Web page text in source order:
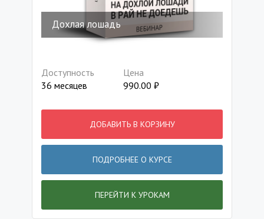
Дохлая лошадь
Доступность
36 месяцев
Цена
990.00 ₽
ДОБАВИТЬ В КОРЗИНУ
ПОДРОБНЕЕ О КУРСЕ
ПЕРЕЙТИ К УРОКАМ